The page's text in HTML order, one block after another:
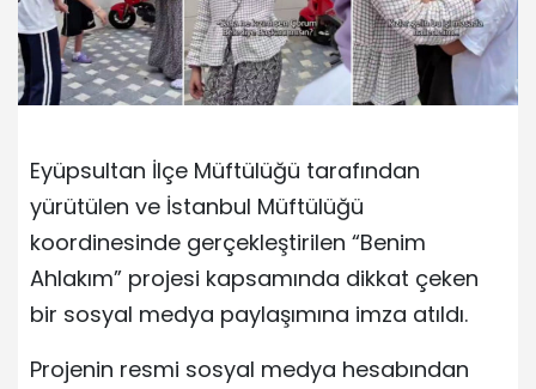
Eyüpsultan İlçe Müftülüğü tarafından
yürütülen ve İstanbul Müftülüğü
koordinesinde gerçekleştirilen “Benim
Ahlakım” projesi kapsamında dikkat çeken
bir sosyal medya paylaşımına imza atıldı.
Projenin resmi sosyal medya hesabından